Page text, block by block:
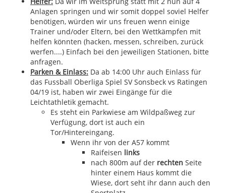
Anlagen springen und wir somit doppel soviel Helfer
benötigen, würden wir uns freuen wenn einige
Trainer und/oder Eltern, bei den Wettkämpfen mit
helfen könnten (hacken, messen, schreiben, zurück
werfen....) Einfach bei den jeweiligen Stationen, bitte
anfragen.
Parken & Einlass: Da ab 14:00 Uhr auch Einlass für
das Fussball Oberliga Spiel SV Sonsbeck vs Ratingen
04/19 ist, haben wir zwei Eingänge für die
Leichtathletik gemacht.
Es steht ein Parkwiese am Wildpaßweg zur
Verfügung, dort ist auch ein
Tor/Hintereingang.
Wenn ihr von der A57 kommt
Raifeisen links
nach 800m auf der rechten Seite
hinter einem Haus kommt die
Wiese, dort seht ihr dann auch den